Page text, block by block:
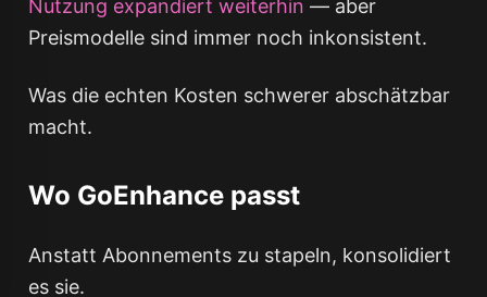
Nutzung expandiert weiterhin — aber
Preismodelle sind immer noch inkonsistent.
Was die echten Kosten schwerer abschätzbar
macht.
Wo GoEnhance passt
Anstatt Abonnements zu stapeln, konsolidiert
es sie.